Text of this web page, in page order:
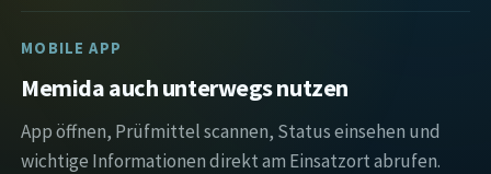
MOBILE APP
Memida auch unterwegs nutzen
App öffnen, Prüfmittel scannen, Status einsehen und
wichtige Informationen direkt am Einsatzort abrufen.